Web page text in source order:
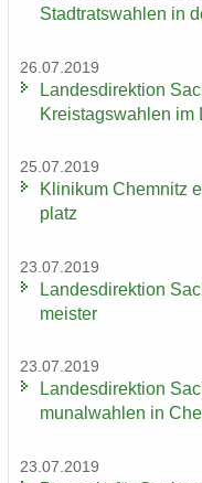
Stadt­rats­wah­len in
26.07.2019
Lan­des­di­rek­ti­on
Kreis­tags­wah­len im
25.07.2019
Kli­ni­kum Chem­nitz
platz
23.07.2019
Lan­des­di­rek­ti­on
meis­ter
23.07.2019
Lan­des­di­rek­ti­on
mu­nal­wah­len in
23.07.2019